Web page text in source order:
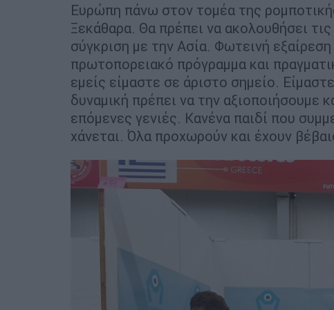
Ευρώπη πάνω στον τομέα της
Ξεκάθαρα. Θα πρέπει να ακολουθήσει τις
σύγκριση με την Ασία. Φωτεινή
πρωτοπορειακό πρόγραμμα και
εμείς είμαστε σε άριστο σημείο.
δυναμική πρέπει να την αξιοποιήσουμε
επόμενες γενιές. Κανένα παιδί που
χάνεται. Όλα προχωρούν και έχουν